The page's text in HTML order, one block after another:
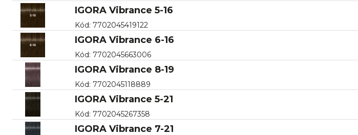
IGORA Vibrance 5-16
Kód: 7702045419122
IGORA Vibrance 6-16
Kód: 7702045663006
IGORA Vibrance 8-19
Kód: 7702045118889
IGORA Vibrance 5-21
Kód: 7702045267358
IGORA Vibrance 7-21